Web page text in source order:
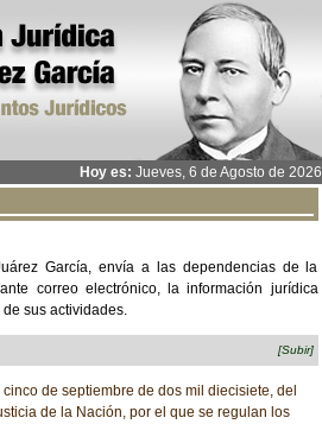
Hoy es: Jueves, 6 de Agosto de 2026
García, envía a las dependencias de la
correo electrónico, la información jurídica
sus actividades.
[Subir]
de septiembre de dos mil diecisiete, del
de la Nación, por el que se regulan los